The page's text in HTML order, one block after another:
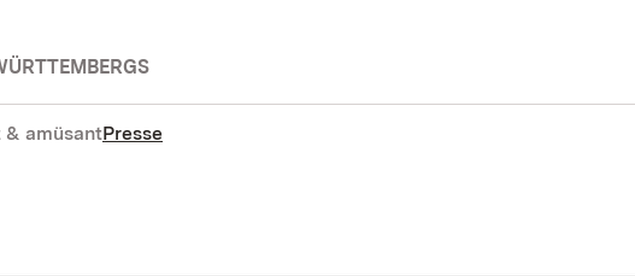
& amüsantPresse